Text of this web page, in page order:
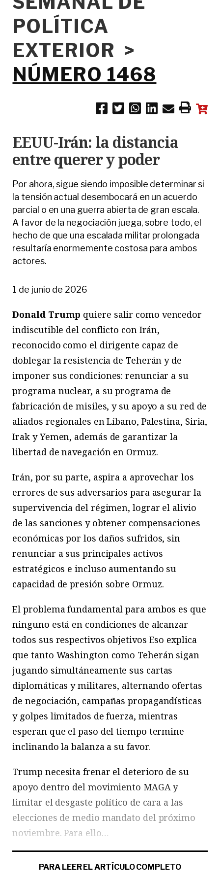
POLÍTICA
EXTERIOR >
NÚMERO 1468
EEUU-Irán: la distancia
entre querer y poder
Por ahora, sigue siendo imposible determinar si
la tensión actual desembocará en un acuerdo
parcial o en una guerra abierta de gran escala.
A favor de la negociación juega, sobre todo, el
hecho de que una escalada militar prolongada
resultaría enormemente costosa para ambos
actores.
1 de junio de 2026
Donald Trump quiere salir como vencedor
indiscutible del conflicto con Irán,
reconocido como el dirigente capaz de
doblegar la resistencia de Teherán y de
imponer sus condiciones: renunciar a su
programa nuclear, a su programa de
fabricación de misiles, y su apoyo a su red de
aliados regionales en Líbano, Palestina, Siria,
Irak y Yemen, además de garantizar la
libertad de navegación en Ormuz.
Irán, por su parte, aspira a aprovechar los
errores de sus adversarios para asegurar la
supervivencia del régimen, lograr el alivio
de las sanciones y obtener compensaciones
económicas por los daños sufridos, sin
renunciar a sus principales activos
estratégicos e incluso aumentando su
capacidad de presión sobre Ormuz.
El problema fundamental para ambos es que
ninguno está en condiciones de alcanzar
todos sus respectivos objetivos Eso explica
que tanto Washington como Teherán sigan
jugando simultáneamente sus cartas
diplomáticas y militares, alternando ofertas
de negociación, campañas propagandísticas
y golpes limitados de fuerza, mientras
esperan que el paso del tiempo termine
inclinando la balanza a su favor.
Trump necesita frenar el deterioro de su
apoyo dentro del movimiento MAGA y
limitar el desgaste político de cara a las
elecciones de medio mandato del próximo
noviembre. Para ello…
PARA LEER EL ARTÍCULO COMPLETO